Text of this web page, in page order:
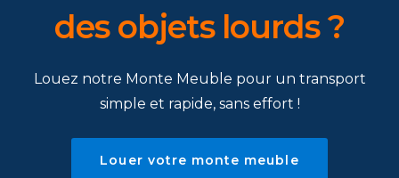
des objets lourds ?
Louez notre Monte Meuble pour un transport
simple et rapide, sans effort !
Louer votre monte meuble